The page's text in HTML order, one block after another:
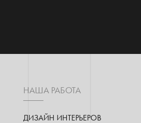
НАША РАБОТА
ДИЗАЙН ИНТЕРЬЕРОВ